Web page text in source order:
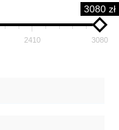
3080 zł
2410 3080